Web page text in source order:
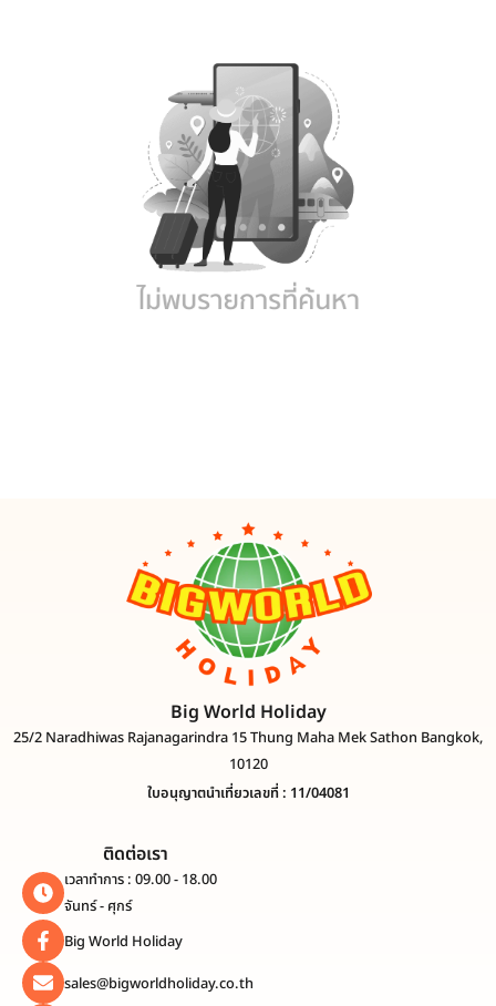
Big World Holiday
25/2 Naradhiwas Rajanagarindra 15 Thung Maha Mek Sathon Bangkok,
10120
ใบอนุญาตนำเที่ยวเลขที่ : 11/04081
ติดต่อเรา
เวลาทำการ : 09.00 - 18.00
จันทร์ - ศุกร์
Big World Holiday
sales@bigworldholiday.co.th